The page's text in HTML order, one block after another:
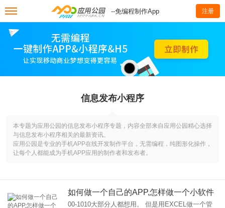
--免编程制作App 注册
信息发布小程序
本专题为应用公园的信息发布小程序专题，内容全部来自应用公园精心选择
与信息发布小程序相关的最新资讯。
应用公园是专业的手机APP在线开发制作平台，无需编程，纯图形化操作，
让每个人都能成为手机APP应用的制作者和发布者。
如何做一个自己的APP,怎样做一个小软件
00-1010大部分人都想用。 但是用EXCEL做一个管